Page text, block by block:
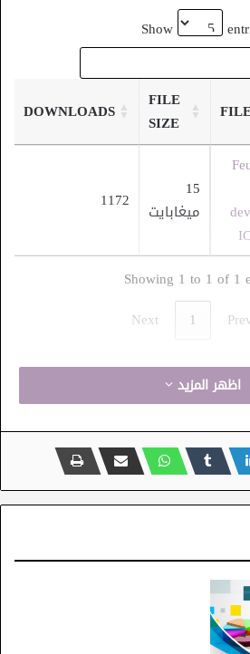
Show
FILE
SIZE
DOWNLOADS
15
ميغابايت
1172
Showing 1 to 1 of 1
1
Next
اظهر المزيد